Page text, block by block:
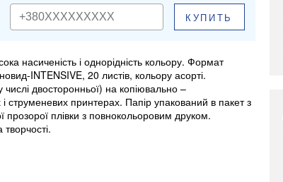
КУПИТЬ
насиченість і однорідність кольору. Формат
INTENSIVE, 20 листів, кольору асорті.
двосторонньої) на копіювально –
струменевих принтерах. Папір упакований в пакет з
прозорої плівки з повнокольоровим друком.